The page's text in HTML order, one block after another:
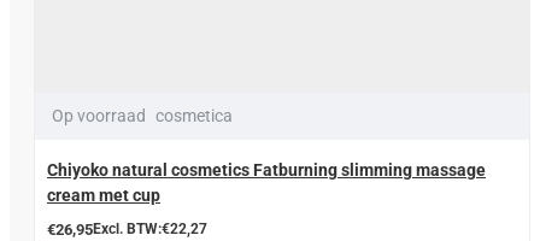
Op voorraad cosmetica
Chiyoko natural cosmetics Fatburning slimming massage
cream met cup
€26,95Excl. BTW:€22,27